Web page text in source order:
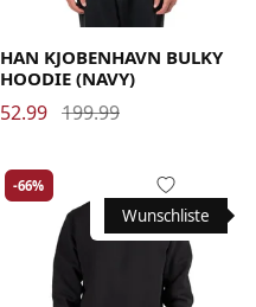
Medium
HAN KJOBENHAVN BULKY
HOODIE (NAVY)
52.99 199.99
Wunschliste
-66%